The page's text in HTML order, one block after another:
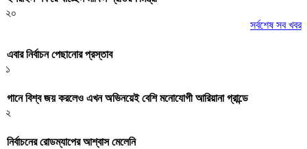
২০
সর্বশেষ সব খবর
এবার নির্বাচন পেছানোর প্রস্তাব
১
গানে বিশ্ব জয় করলেও এখন অভিনয়েই বেশি মনোযোগী আরিয়ানা গ্রান্ডে
২
নির্বাচনের রোডম্যাপের আশ্বাস মেলেনি